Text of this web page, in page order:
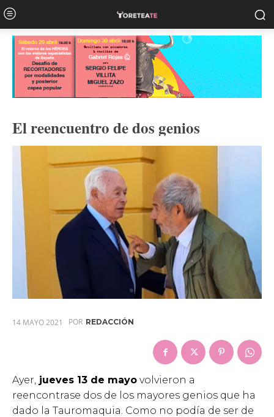
El reencuentro de dos genios
14 MAYO 2021 POR REDACCIÓN
Ayer, jueves 13 de mayo volvieron a
reencontrase dos de los mayores genios que ha
dado la Tauromaquia. Como no podía de ser de